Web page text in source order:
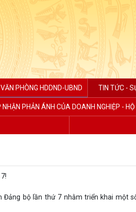
PHÒNG HDDND-UBND TIN TỨC -
NHẬN PHẢN ÁNH CỦA DOANH NGHIỆP - HỘ
Đảng bộ lần thứ 7 nhằm triển khai một